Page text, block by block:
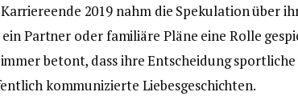
2019 nahm die Spekulation über
Partner oder familiäre Pläne eine Rolle
betont, dass ihre Entscheidung sportliche
kommunizierte Liebesgeschichten.